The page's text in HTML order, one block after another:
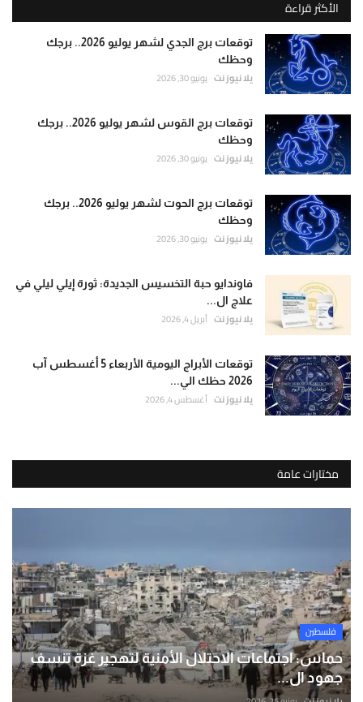
الأكثر قراءة
توقعات برج الجدي لشهر يوليو 2026.. برجك
وحظك
يلا نيوز نت يونيو 30, 2026
توقعات برج القوس لشهر يوليو 2026.. برجك
وحظك
يلا نيوز نت يونيو 30, 2026
توقعات برج الحوت لشهر يوليو 2026.. برجك
وحظك
يلا نيوز نت يونيو 30, 2026
فاوندايو حبة التخسيس الجديدة: ثورة إيلي ليلي في
علاج ال...
يلا نيوز نت أبريل 4, 2026
توقعات الأبراج اليومية الأربعاء 5 أغسطس آب
2026 حظك الي...
يلا نيوز نت أغسطس 4, 2026
مختارات عامة
فلسطين
حماس: اجتماعات الاحتلال الأمنية لتهجير غزة تنسف
جهود ال...